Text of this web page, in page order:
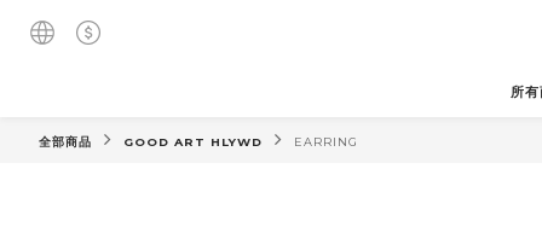
所
全部商品 GOOD ART HLYWD EARRING